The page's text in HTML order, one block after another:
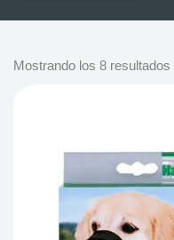
Mostrando los 8 resultados